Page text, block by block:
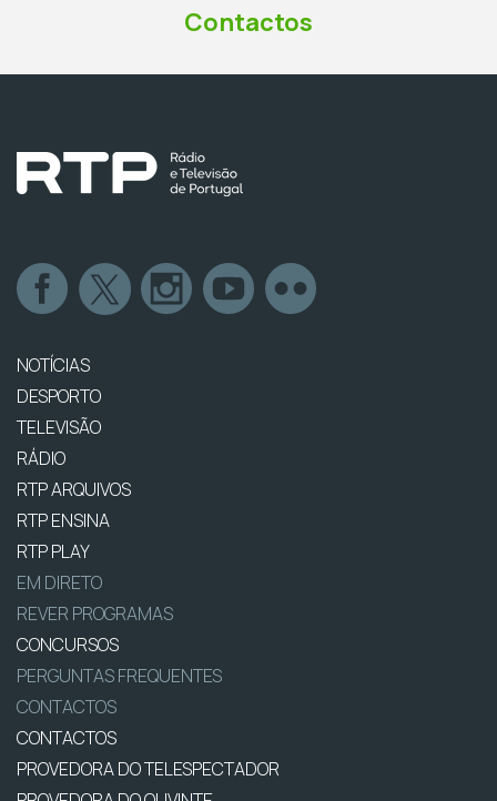
Contactos
NOTÍCIAS
DESPORTO
TELEVISÃO
RÁDIO
RTP ARQUIVOS
RTP ENSINA
RTP PLAY
EM DIRETO
REVER PROGRAMAS
CONCURSOS
PERGUNTAS FREQUENTES
CONTACTOS
CONTACTOS
PROVEDORA DO TELESPECTADOR